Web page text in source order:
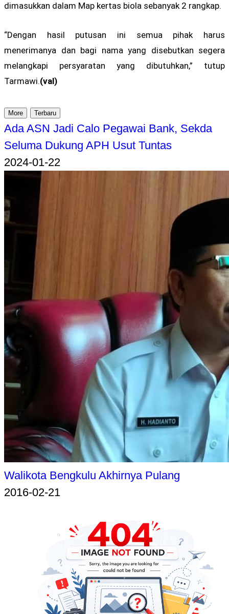
dimasukkan dalam Map kertas biola sebanyak 2 rangkap.
“Dengan hasil putusan ini semua pihak harus
menerimanya dan bagi nama yang disebutkan segera
melangkapi persyaratan yang dibutuhkan,” tutup
Tarmawi.(val)
More Terbaru
Ada ASN Jadi Calo Pegawai Bank, Sekda
Seluma Dukung APH Usut Tuntas
2024-01-22
Walikota Bengkulu Akhirnya Pulang
2016-02-21